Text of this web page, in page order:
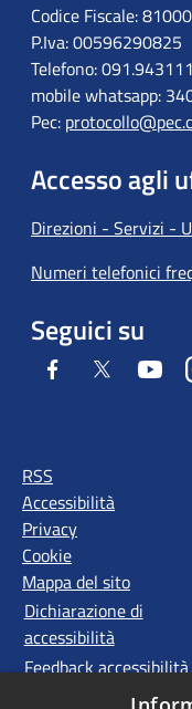
Codice Fiscale:
P.Iva: 00596290825
Telefono: 091.943111
mobile whatsapp:
Pec:
Accesso agli
Direzioni - Servizi -
Numeri telefonici
Seguici su
Facebook Twitter
RSS
Accessibilità
Privacy
Cookie
Mappa del sito
Dichiarazione di
accessibilità
Feedback accessibilità